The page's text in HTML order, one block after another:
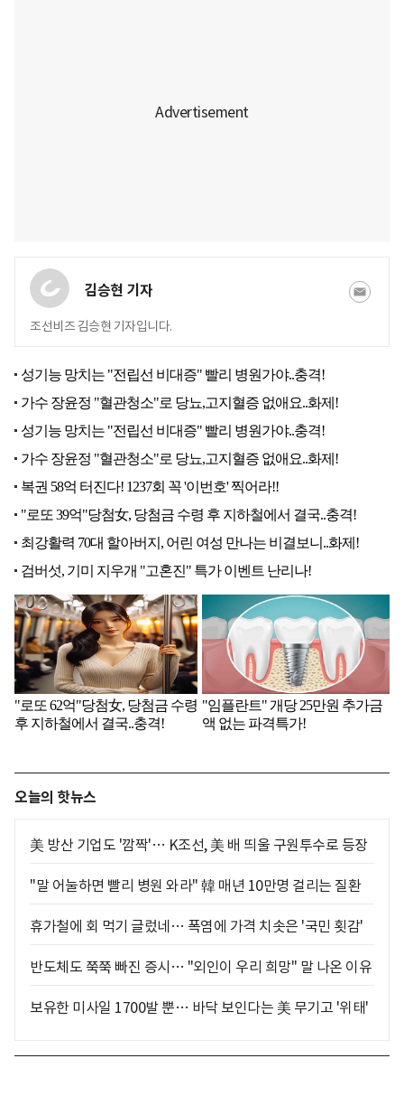
김승현 기자
조선비즈 김승현 기자입니다.
오늘의 핫뉴스
美 방산 기업도 '깜짝'… K조선, 美 배 띄울 구원투수로 등장
"말 어눌하면 빨리 병원 와라" 韓 매년 10만명 걸리는 질환
휴가철에 회 먹기 글렀네… 폭염에 가격 치솟은 '국민 횟감'
반도체도 쭉쭉 빠진 증시… "외인이 우리 희망" 말 나온 이유
보유한 미사일 1700발 뿐… 바닥 보인다는 美 무기고 '위태'